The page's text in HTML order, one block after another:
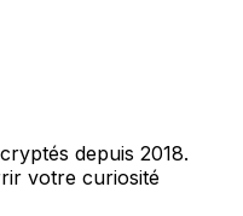
depuis 2018.
votre curiosité